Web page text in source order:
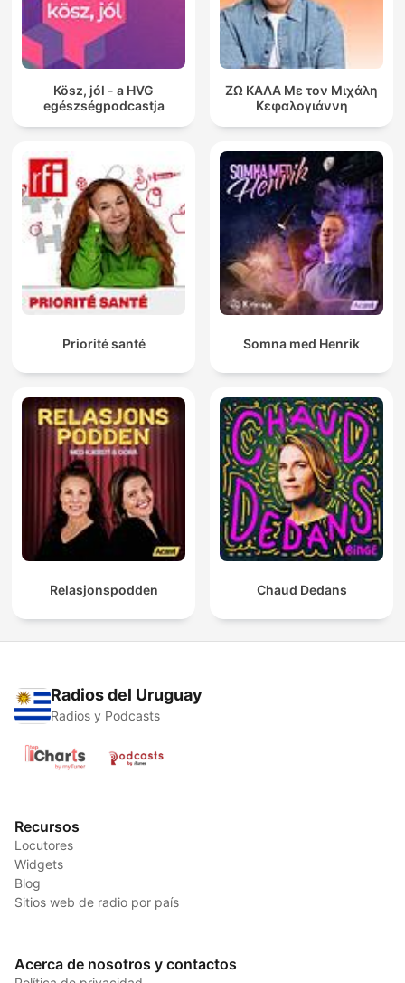
Kösz, jól - a HVG
egészségpodcastja
ΖΩ ΚΑΛΑ Με τον Μιχάλη
Κεφαλογιάννη
Priorité santé Somna med Henrik
Relasjonspodden Chaud Dedans
Radios del Uruguay
Radios y Podcasts
Recursos
Locutores
Widgets
Blog
Sitios web de radio por país
Acerca de nosotros y contactos